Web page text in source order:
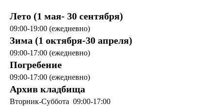
Лето (1 мая- 30 сентября)
09:00-19:00 (ежедневно)
Зима (1 октября-30 апреля)
09:00-17:00 (ежедневно)
Погребение
09:00-17:00 (ежедневно)
Архив кладбища
Вторник-Суббота 09:00-17:00